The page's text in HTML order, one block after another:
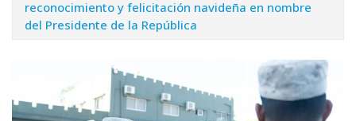
reconocimiento y felicitación navideña en nombre
del Presidente de la República